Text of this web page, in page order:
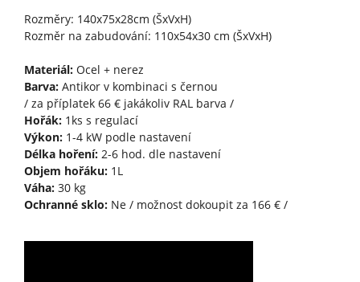
Rozměry: 140x75x28cm (ŠxVxH)
Rozměr na zabudování: 110x54x30 cm (ŠxVxH)
Materiál:Ocel + nerez
Barva:Antikor v kombinaci s černou
/ za příplatek 66 € jakákoliv RAL barva /
Hořák:1ks s regulací
Výkon:1-4 kW podle nastavení
Délka hoření:2-6 hod. dle nastavení
Objem hořáku:1L
Váha:30 kg
Ochranné sklo:Ne / možnost dokoupit za 166 € /